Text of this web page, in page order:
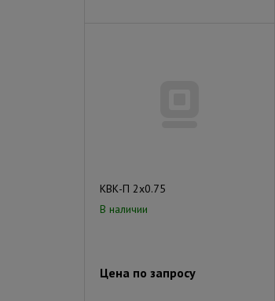
КВК-П 2х0.75
В наличии
Цена по запросу